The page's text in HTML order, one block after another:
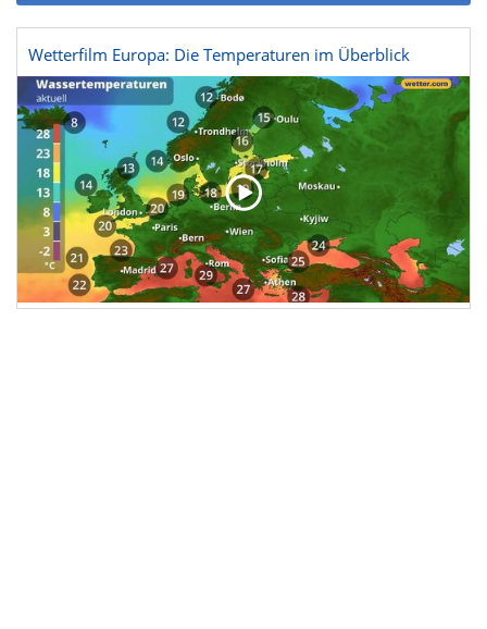
Wetterfilm Europa: Die Temperaturen im Überblick